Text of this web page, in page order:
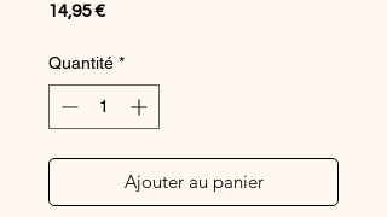
14,95 €Prix
Quantité *
Ajouter au panier